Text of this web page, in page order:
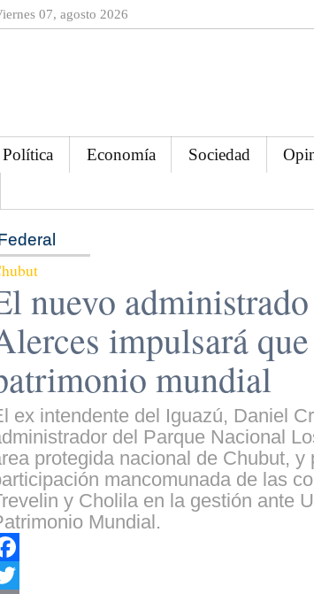
07, agosto 2026
Política Economía Sociedad
nuevo
impulsará
mundial
ex intendente del Iguazú, Daniel
del Parque Nacional
protegida nacional de Chubut, y
mancomunada de las
y Cholila en la gestión ante
Mundial.